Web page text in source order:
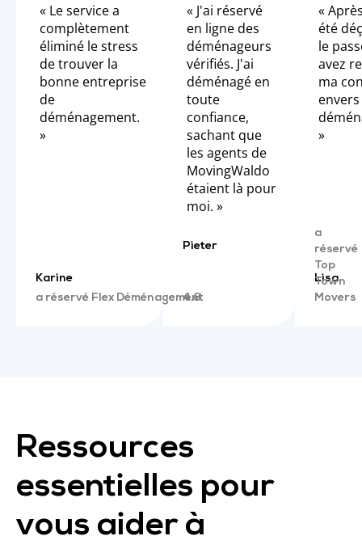
« Le service a
complètement
éliminé le stress
de trouver la
bonne entreprise
de
déménagement.
»
Karine
« J'ai réservé
en ligne des
déménageurs
vérifiés. J'ai
déménagé en
toute
confiance,
sachant que
les agents de
MovingWaldo
étaient là pour
moi. »
Pieter
«
été
le
avez
ma
»
Lisa
réservé
Ressources
essentielles pour